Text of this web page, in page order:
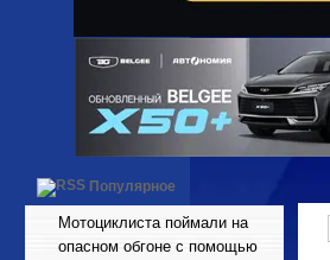
Популярное
Мотоциклиста поймали на
опасном обгоне с помощью